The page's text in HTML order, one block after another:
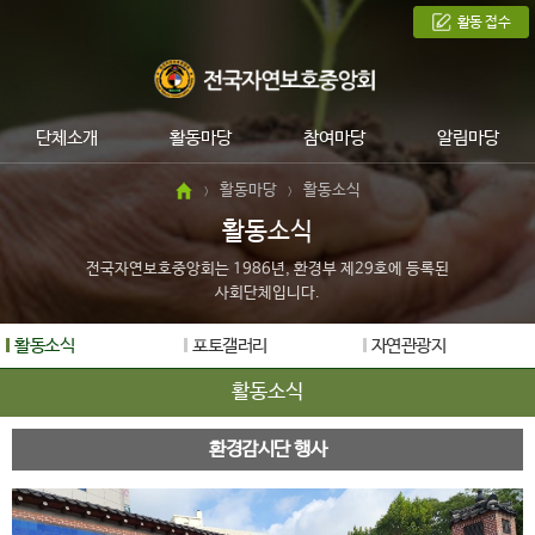
단체소개 활동마당 참여마당 알림마당
활동 접수
> 활동마당 > 활동소식
활동소식
전국자연보호중앙회는 1986년, 환경부 제29호에 등록된
사회단체입니다.
활동소식 포토갤러리 자연관광지
활동소식
환경감시단 행사